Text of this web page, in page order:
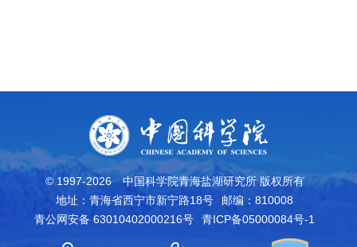
© 1997-2026
中国科学院青海盐湖研究所 版权所有
地址：青海省西宁市新宁路18号
邮编：810008
青公网安备 63010402000216号
青ICP备05000084号-1